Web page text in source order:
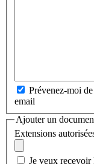
Prévenez-moi
email
Ajouter un
Extensions
Je veux